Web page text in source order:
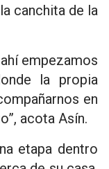
canchita de la
empezamos
la propia
en
acota Asín.
etapa dentro